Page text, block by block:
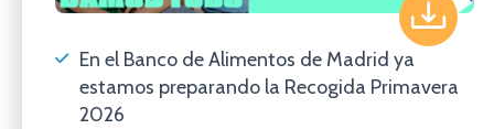
En el Banco de Alimentos de Madrid ya
estamos preparando la Recogida Primavera
2026